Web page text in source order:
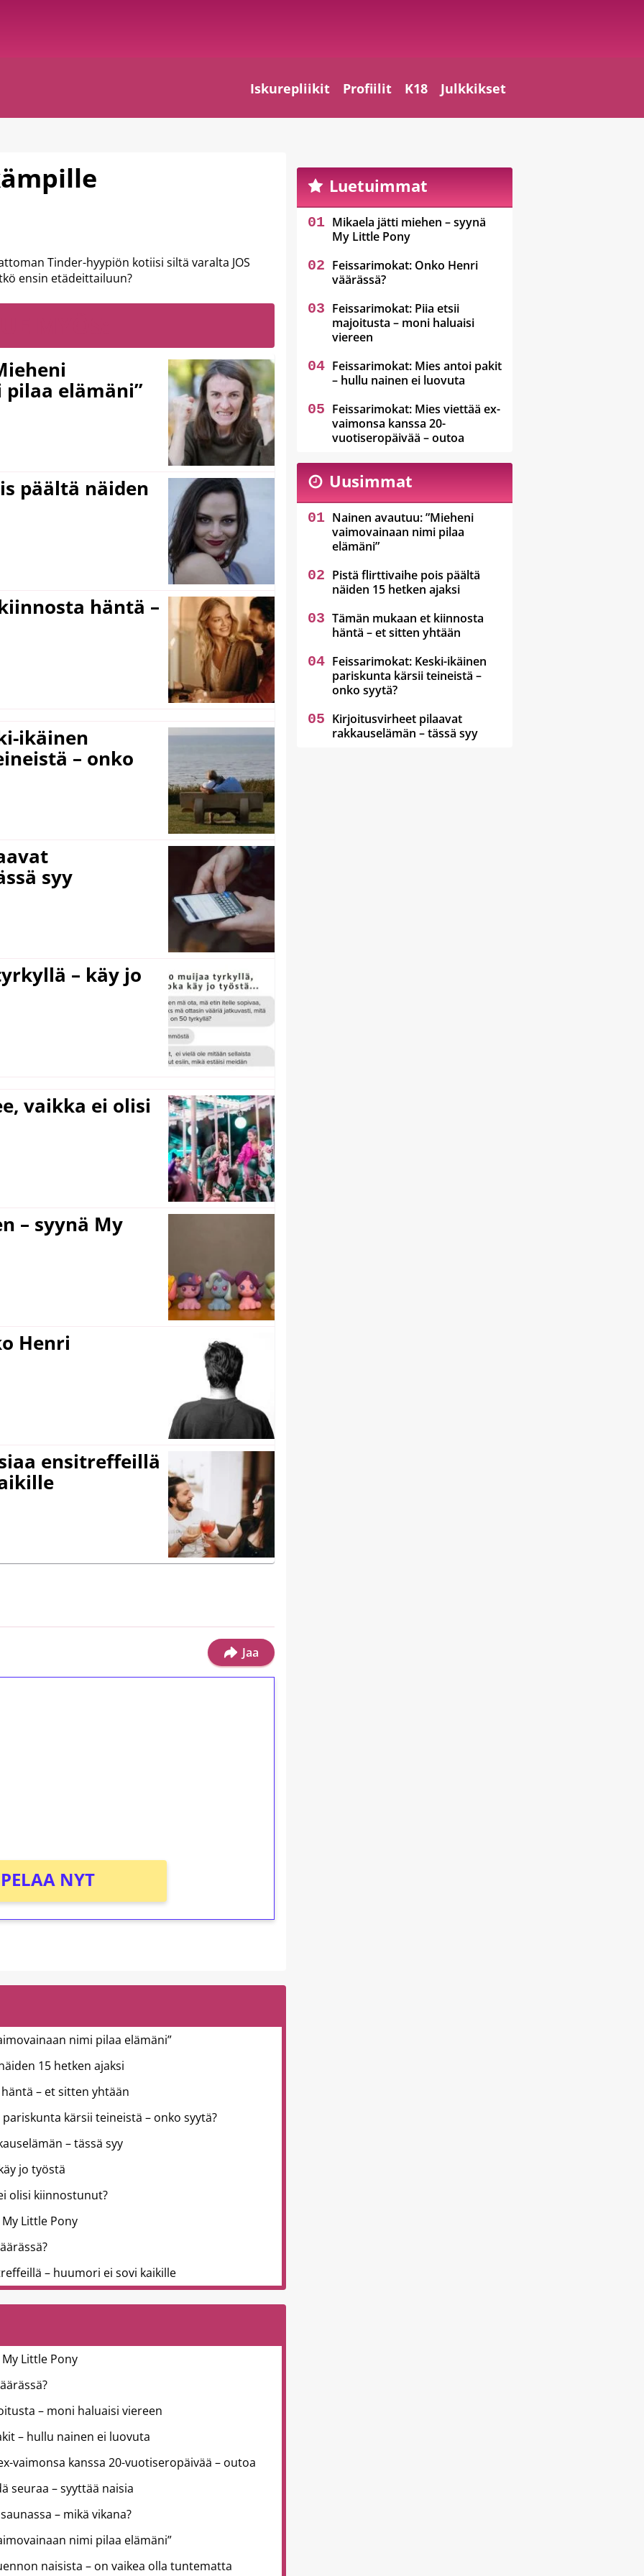
Iskurepliikit Profiilit K18 Julkkikset
Tinder-hyypiön kotiisi siltä varalta JOS
ensin etädeittailuun?
elämäni”
päältä näiden
häntä –
ikäinen
– onko
syy
– käy jo
vaikka ei olisi
– syynä My
Henri
ensitreffeillä
Jaa
PELAA NYT
nimi pilaa elämäni”
15 hetken ajaksi
– et sitten yhtään
kärsii teineistä – onko syytä?
– tässä syy
jo työstä
olisi kiinnostunut?
Little Pony
– huumori ei sovi kaikille
Little Pony
– moni haluaisi viereen
– hullu nainen ei luovuta
vaimonsa kanssa 20-vuotiseropäivää – outoa
seuraa – syyttää naisia
– mikä vikana?
nimi pilaa elämäni”
naisista – on vaikea olla tuntematta
Luetuimmat
Mikaela jätti miehen – syynä
My Little Pony
Feissarimokat: Onko Henri
väärässä?
Feissarimokat: Piia etsii
majoitusta – moni haluaisi
viereen
Feissarimokat: Mies antoi pakit
– hullu nainen ei luovuta
Feissarimokat: Mies viettää ex-
vaimonsa kanssa 20-
vuotiseropäivää – outoa
Uusimmat
Nainen avautuu: ”Mieheni
vaimovainaan nimi pilaa
elämäni”
Pistä flirttivaihe pois päältä
näiden 15 hetken ajaksi
Tämän mukaan et kiinnosta
häntä – et sitten yhtään
Feissarimokat: Keski-ikäinen
pariskunta kärsii teineistä –
onko syytä?
Kirjoitusvirheet pilaavat
rakkauselämän – tässä syy